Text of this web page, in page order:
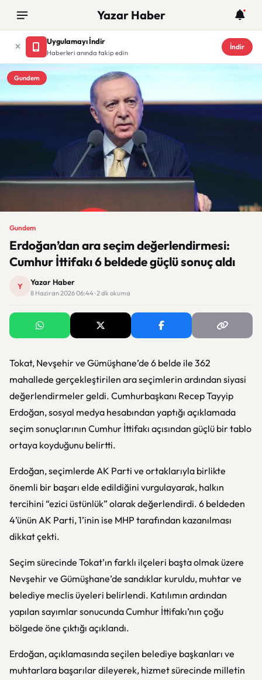
Yazar Haber
Uygulamayı İndir
Haberleri anında takip edin
İndir
Gundem
Gundem
Erdoğan’dan ara seçim değerlendirmesi:
Cumhur İttifakı 6 beldede güçlü sonuç aldı
Y Yazar Haber
8 Haziran 2026 06:44 · 2 dk okuma
Tokat, Nevşehir ve Gümüşhane’de 6 belde ile 362
mahallede gerçekleştirilen ara seçimlerin ardından siyasi
değerlendirmeler geldi. Cumhurbaşkanı Recep Tayyip
Erdoğan, sosyal medya hesabından yaptığı açıklamada
seçim sonuçlarının Cumhur İttifakı açısından güçlü bir tablo
ortaya koyduğunu belirtti.
Erdoğan, seçimlerde AK Parti ve ortaklarıyla birlikte
önemli bir başarı elde edildiğini vurgulayarak, halkın
tercihini “ezici üstünlük” olarak değerlendirdi. 6 beldeden
4’ünün AK Parti, 1’inin ise MHP tarafından kazanılması
dikkat çekti.
Seçim sürecinde Tokat’ın farklı ilçeleri başta olmak üzere
Nevşehir ve Gümüşhane’de sandıklar kuruldu, muhtar ve
belediye meclis üyeleri belirlendi. Katılımın ardından
yapılan sayımlar sonucunda Cumhur İttifakı’nın çoğu
bölgede öne çıktığı açıklandı.
Erdoğan, açıklamasında seçilen belediye başkanları ve
muhtarlara başarılar dileyerek, hizmet sürecinde milletin